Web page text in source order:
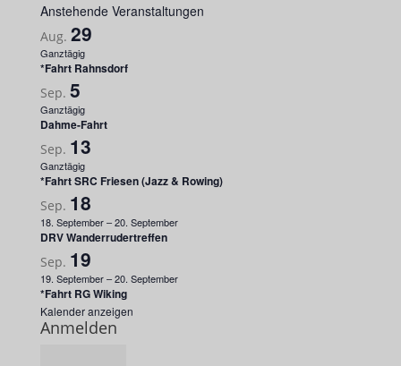
Anstehende Veranstaltungen
Aug. 29
Ganztägig
*Fahrt Rahnsdorf
Sep. 5
Ganztägig
Dahme-Fahrt
Sep. 13
Ganztägig
*Fahrt SRC Friesen (Jazz & Rowing)
Sep. 18
18. September–20. September
DRV Wanderrudertreffen
Sep. 19
19. September–20. September
*Fahrt RG Wiking
Kalender anzeigen
Anmelden